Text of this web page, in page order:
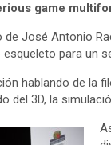
game
José Antonio
para un
hablando de la
del 3D, la